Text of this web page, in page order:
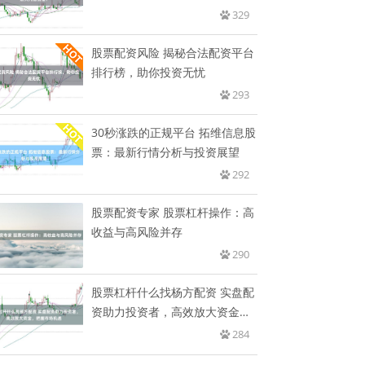
329
股票配资风险 揭秘合法配资平台
排行榜，助你投资无忧
293
30秒涨跌的正规平台 拓维信息股
票：最新行情分析与投资展望
292
股票配资专家 股票杠杆操作：高
收益与高风险并存
290
股票杠杆什么找杨方配资 实盘配
资助力投资者，高效放大资金，
284